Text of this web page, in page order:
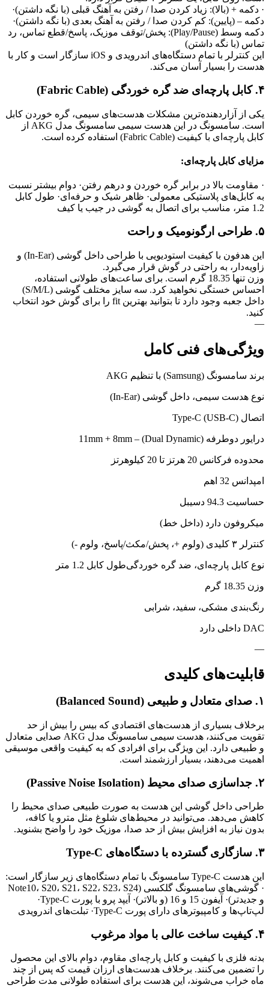
· دکمه + (بالا): زیاد کردن صدا / رفتن به آهنگ قبلی (با نگه داشتن)·
دکمه – (پایین): کم کردن صدا / رفتن به آهنگ بعدی (با نگه داشتن)·
دکمه وسط (Play/Pause): پخش/توقف موزیک، پاسخ/قطع تماس، رد
تماس (با نگه داشتن)
این کنترلر با تمام دستگاه‌های اندرویدی و iOS سازگار است و کار با
هدست را بسیار آسان می‌کند.
۴. کابل پارچه‌ای ضد گره خوردگی (Fabric Cable)
یکی از آزاردهنده‌ترین مشکلات هدست‌های سیمی، گره خوردن کابل
است. سامسونگ در این هدست سیمی سامسونگ مدل AKG از
کابل پارچه‌ای با کیفیت (Fabric Cable) استفاده کرده است.
مزا یای کابل پارچه‌ای:
· مقاومت بالا در برابر گره خوردن و درهم رفتن· دوام بیشتر نسبت
به کابل‌های پلاستیکی معمولی· ظاهر شیک و حرفه‌ای· طول کابل
1.2 متر، مناسب برای اتصال به گوشی در جیب یا کیف
۵. طراحی ارگونومیک و راحت
این هدفون با کیفیت استودیویی با طراحی داخل گوشی (In-Ear) و
زاویه‌دار، به راحتی در گوش قرار می‌گیرد.
وزن تنها 18.35 گرم است. برای ساعت‌های طولانی استفاده،
احساس خستگی نخواهید کرد. سه سایز مختلف گوشی (S/M/L)
داخل جعبه وجود دارد تا بتوانید بهترین fit را برای گوش خود انتخاب
کنید.
—
ویژگی‌های فنی کامل
برند سامسونگ (Samsung) با تنظیم AKG
نوع هدست سیمی، داخل گوشی (In-Ear)
اتصال Type-C (USB-C)
درایور دوطرفه (Dual Dynamic) – 11mm + 8mm
محدوده فرکانس 20 هرتز تا 20 کیلوهرتز
امپدانس 32 اهم
حساسیت 94.3 دسیبل
میکروفون دارد (داخل خط)
کنترلر ۳ کلیدی (ولوم +، پخش/مکث/پاسخ، ولوم -)
نوع کابل پارچه‌ای، ضد گره خوردگیطول کابل 1.2 متر
وزن 18.35 گرم
رنگ‌بندی مشکی، سفید، شرابی
DAC داخلی دارد
—
قابلیت‌های کلیدی
۱. صدای متعادل و طبیعی (Balanced Sound)
برخلاف بسیاری از هدست‌های اقتصادی که بیس را بیش از حد
تقویت می‌کنند، هدست سیمی سامسونگ مدل AKG صدایی متعادل
و طبیعی دارد. این ویژگی برای افرادی که به کیفیت واقعی موسیقی
اهمیت می‌دهند، بسیار ارزشمند است.
۲. جداسازی صدای محیط (Passive Noise Isolation)
طراحی داخل گوشی این هدست به صورت طبیعی صدای محیط را
کاهش می‌دهد. می‌توانید در محیط‌های شلوغ مثل مترو یا کافه،
بدون نیاز به افزایش بیش از حد صدا، موزیک خود را واضح بشنوید.
۳. سازگاری گسترده با دستگاه‌های Type-C
این هدست Type-C سامسونگ با تمام دستگاه‌های زیر سازگار است:
· گوشی‌های سامسونگ گلکسی (Note10، S20، S21، S22، S23، S24
و جدیدتر)· آیفون 15 و 16 (و بالاتر) · آیپد پرو با پورت Type-C
·
لپ‌تاپ‌ها و کامپیوترهای دارای پورت Type-C
· تبلت‌های اندرویدی
۴. کیفیت ساخت عالی با مواد مرغوب
بدنه فلزی با کیفیت و کابل پارچه‌ای مقاوم، دوام بالای این محصول
را تضمین می‌کنند. برخلاف هدست‌های ارزان قیمت که پس از چند
ماه خراب می‌شوند، این هدست برای استفاده طولانی مدت طراحی